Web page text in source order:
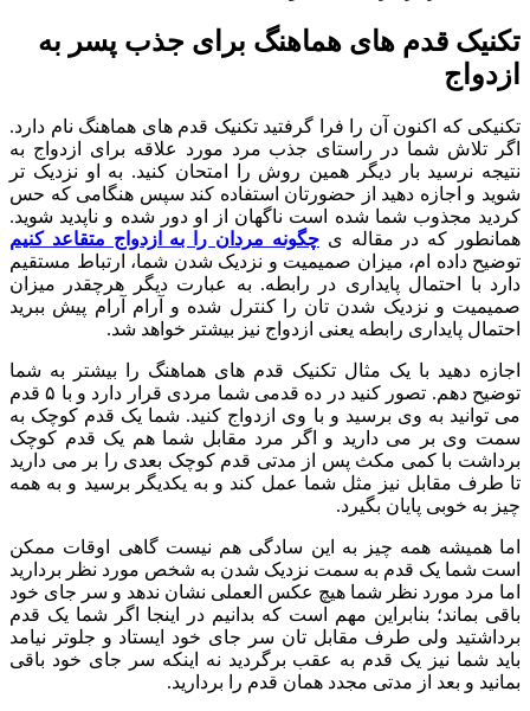
تکنیک قدم های هماهنگ برای جذب پسر به
ازدواج
تکنیکی که اکنون آن را فرا گرفتید تکنیک قدم های هماهنگ نام دارد.
اگر تلاش شما در راستای جذب مرد مورد علاقه برای ازدواج به
نتیجه نرسید بار دیگر همین روش را امتحان کنید. به او نزدیک تر
شوید و اجازه دهید از حضورتان استفاده کند سپس هنگامی که حس
کردید مجذوب شما شده است ناگهان از او دور شده و ناپدید شوید.
همانطور که در مقاله یچگونه مردان را به ازدواج متقاعد کنیم
توضیح داده ام، میزان صمیمیت و نزدیک شدن شما، ارتباط مستقیم
دارد با احتمال پایداری در رابطه. به عبارت دیگر هرچقدر میزان
صمیمیت و نزدیک شدن تان را کنترل شده و آرام آرام پیش ببرید
احتمال پایداری رابطه یعنی ازدواج نیز بیشتر خواهد شد.
اجازه دهید با یک مثال تکنیک قدم های هماهنگ را بیشتر به شما
توضیح دهم. تصور کنید در ده قدمی شما مردی قرار دارد و با ۵ قدم
می توانید به وی برسید و با وی ازدواج کنید. شما یک قدم کوچک به
سمت وی بر می دارید و اگر مرد مقابل شما هم یک قدم کوچک
برداشت با کمی مکث پس از مدتی قدم کوچک بعدی را بر می دارید
تا طرف مقابل نیز مثل شما عمل کند و به یکدیگر برسید و به همه
چیز به خوبی پایان بگیرد.
اما همیشه همه چیز به این سادگی هم نیست گاهی اوقات ممکن
است شما یک قدم به سمت نزدیک شدن به شخص مورد نظر بردارید
اما مرد مورد نظر شما هیچ عکس العملی نشان ندهد و سر جای خود
باقی بماند؛ بنابراین مهم است که بدانیم در اینجا اگر شما یک قدم
برداشتید ولی طرف مقابل تان سر جای خود ایستاد و جلوتر نیامد
باید شما نیز یک قدم به عقب برگردید نه اینکه سر جای خود باقی
بمانید و بعد از مدتی مجدد همان قدم را بردارید.